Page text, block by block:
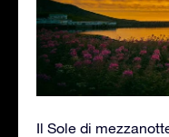
Il Sole di